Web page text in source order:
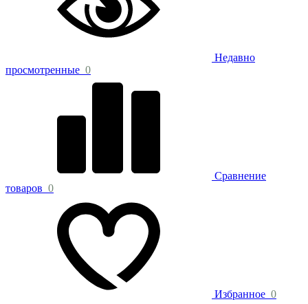
Недавно
просмотренные 0
Сравнение
товаров 0
Избранное 0